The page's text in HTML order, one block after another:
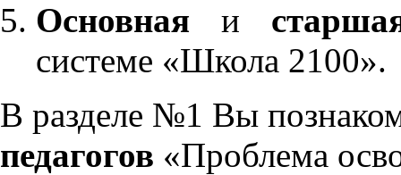
Основнаяи
системе «Школа 2100».
В разделе №1 Вы
педагогов «Проблема